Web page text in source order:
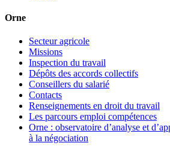
Orne
Secteur agricole
Missions
Inspection du travail
Dépôts des accords collectifs
Conseillers du salarié
Contacts
Renseignements en droit du travail
Les parcours emploi compétences
Orne : observatoire d’analyse et
à la négociation